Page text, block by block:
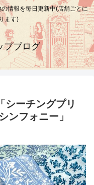
情報を毎日更新中(店舗ごとに
ます)
プブログ
シーチングプリ
ンフォニー」